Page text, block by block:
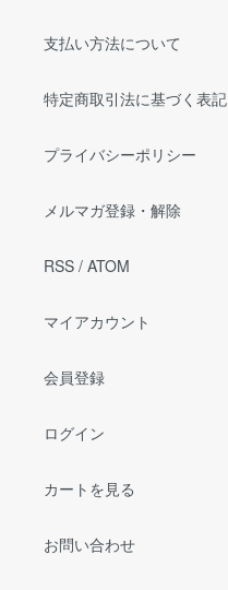
支払い方法について
特定商取引法に基づく表記
プライバシーポリシー
メルマガ登録・解除
RSS / ATOM
マイアカウント
会員登録
ログイン
カートを見る
お問い合わせ